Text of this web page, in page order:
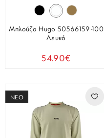
Μπλούζα Hugo 50566159-100
Λευκό
54.90€
ΝΕΟ